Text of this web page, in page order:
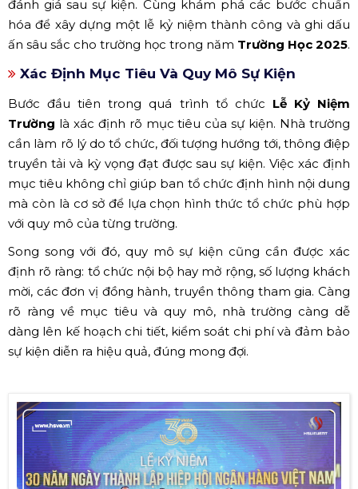
đánh giá sau sự kiện. Cùng khám phá các bước chuẩn
hóa để xây dựng một lễ kỷ niệm thành công và ghi dấu
ấn sâu sắc cho trường học trong năm Trường Học 2025.
Xác Định Mục Tiêu Và Quy Mô Sự Kiện
Bước đầu tiên trong quá trình tổ chức Lễ Kỷ Niệm
Trường là xác định rõ mục tiêu của sự kiện. Nhà trường
cần làm rõ lý do tổ chức, đối tượng hướng tới, thông điệp
truyền tải và kỳ vọng đạt được sau sự kiện. Việc xác định
mục tiêu không chỉ giúp ban tổ chức định hình nội dung
mà còn là cơ sở để lựa chọn hình thức tổ chức phù hợp
với quy mô của từng trường.
Song song với đó, quy mô sự kiện cũng cần được xác
định rõ ràng: tổ chức nội bộ hay mở rộng, số lượng khách
mời, các đơn vị đồng hành, truyền thông tham gia. Càng
rõ ràng về mục tiêu và quy mô, nhà trường càng dễ
dàng lên kế hoạch chi tiết, kiểm soát chi phí và đảm bảo
sự kiện diễn ra hiệu quả, đúng mong đợi.